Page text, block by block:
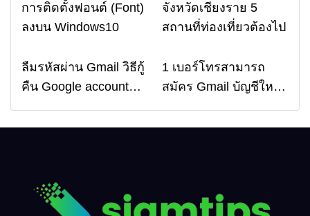
Computer
การติดตั้งฟอนต์ (Font)
ลงบน Windows10
Travel
จังหวัดเชียงราย 5
สถานที่ท่องเที่ยวต้องไป
Email
ลืมรหัสผ่าน Gmail วิธีกู้
คืน Google account
Email
1 เบอร์โทรสามารถ
สมัคร Gmail บัญชีใหม่